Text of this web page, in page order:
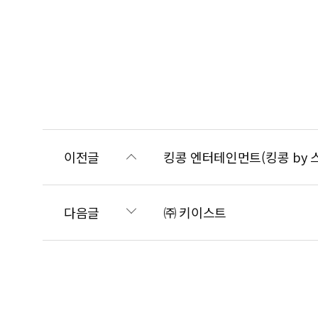
이전글 킹콩 엔터테인먼트(킹콩 by
다음글 ㈜ 키이스트